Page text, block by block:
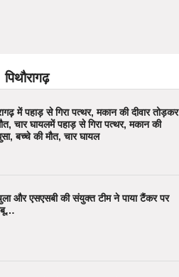
पिथौरागढ़
में पहाड़ से गिरा पत्थर, मकान की दीवार तोड़कर
चार घायलमें पहाड़ से गिरा पत्थर, मकान की
बच्चे की मौत, चार घायल
और एसएसबी की संयुक्त टीम ने पाया टैंकर पर